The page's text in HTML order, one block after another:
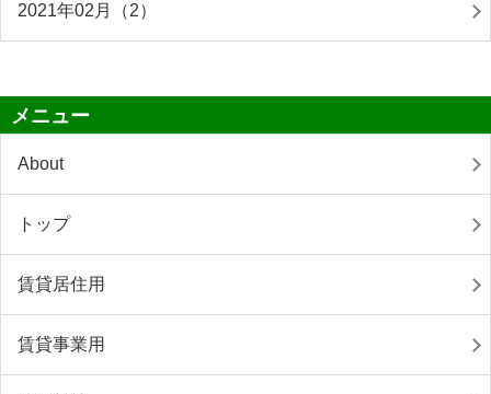
2021年02月（2）
メニュー
About
トップ
賃貸居住用
賃貸事業用